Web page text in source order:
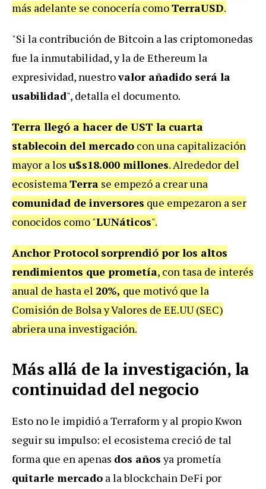
más adelante se conocería comoTerraUSD.
"Si la contribución de Bitcoin a las criptomonedas
fue la inmutabilidad, y la de Ethereum la
expresividad, nuestrovalor añadido será la
usabilidad", detalla el documento.
Terra llegó a hacer de UST la cuarta
stablecoin del mercado con una capitalización
mayor a los u$s18.000 millones. Alrededor del
ecosistemaTerra se empezó a crear una
comunidad de inversores que empezaron a ser
conocidos como "LUNáticos".
Anchor Protocol sorprendió por los altos
rendimientos que prometía, con tasa de interés
anual de hasta el 20%, que motivó que la
Comisión de Bolsa y Valores de EE.UU (SEC)
abriera una investigación.
Más allá de la investigación, la
continuidad del negocio
Esto no le impidió a Terraform y al propio Kwon
seguir su impulso: el ecosistema creció de tal
forma que en apenas dos añosya prometía
quitarle mercado a la blockchain DeFi por